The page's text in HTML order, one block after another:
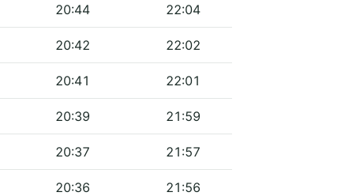
20:44 22:04
20:42 22:02
20:41 22:01
20:39 21:59
20:37 21:57
20:36 21:56